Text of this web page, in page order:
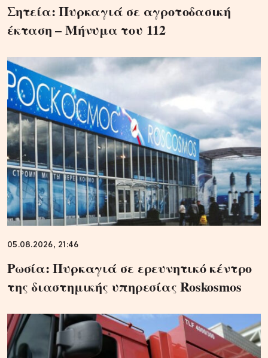
Σητεία: Πυρκαγιά σε αγροτοδασική
έκταση – Μήνυμα του 112
05.08.2026, 21:46
Ρωσία: Πυρκαγιά σε ερευνητικό κέντρο
της διαστημικής υπηρεσίας Roskosmos